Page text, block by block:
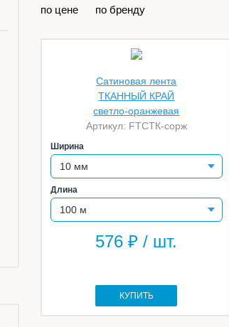
по цене по бренду
Сатиновая лента
ТКАННЫЙ КРАЙ
светло-оранжевая
Артикул: FTСТК-сорж
Ширина
Длина
576 ₽ / шт.
КУПИТЬ